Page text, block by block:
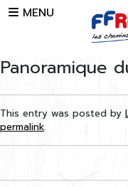
Skip to main content
MENU
Panoramique
This entry was posted by
permalink.